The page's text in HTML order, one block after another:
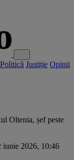
Politică Justiție Opinii
Oltenia, șef peste
iunie 2026, 10:46